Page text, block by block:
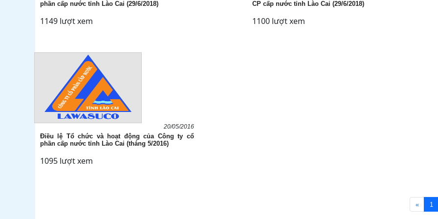
phần cấp nước tỉnh Lào Cai (29/6/2018)
1149 lượt xem
CP cấp nước tỉnh Lào Cai (29/6/2018)
1100 lượt xem
20/05/2016
Điều lệ Tổ chức và hoạt động của Công ty cổ
phần cấp nước tỉnh Lào Cai (tháng 5/2016)
1095 lượt xem
« 1